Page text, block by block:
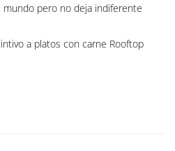
pero no deja indiferente
a platos con carne Rooftop